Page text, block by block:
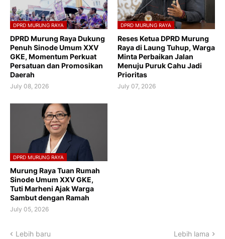
DPRD MURUNG RAYA
DPRD Murung Raya Dukung
Penuh Sinode Umum XXV
GKE, Momentum Perkuat
Persatuan dan Promosikan
Daerah
July 08, 2026
DPRD MURUNG RAYA
Reses Ketua DPRD Murung
Raya di Laung Tuhup, Warga
Minta Perbaikan Jalan
Menuju Puruk Cahu Jadi
Prioritas
July 07, 2026
DPRD MURUNG RAYA
Murung Raya Tuan Rumah
Sinode Umum XXV GKE,
Tuti Marheni Ajak Warga
Sambut dengan Ramah
July 05, 2026
Lebih baru Lebih lama